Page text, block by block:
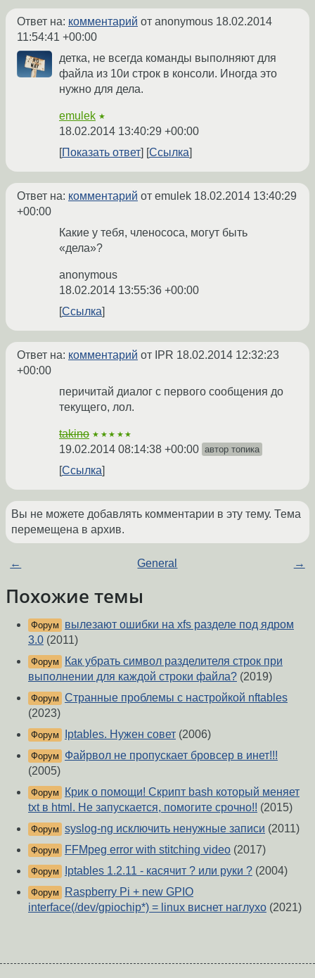
Ответ на: комментарий от anonymous 18.02.2014
11:54:41 +00:00
детка, не всегда команды выполняют для
файла из 10и строк в консоли. Иногда это
нужно для дела.
emulek ★
18.02.2014 13:40:29 +00:00
Показать ответ
Ссылка
Ответ на: комментарий от emulek 18.02.2014 13:40:29
+00:00
Какие у тебя, членососа, могут быть
«дела»?
anonymous
18.02.2014 13:55:36 +00:00
Ссылка
Ответ на: комментарий от IPR 18.02.2014 12:32:23
+00:00
перичитай диалог с первого сообщения до
текущего, лол.
takino ★★★★★
19.02.2014 08:14:38 +00:00 автор топика
Ссылка
Вы не можете добавлять комментарии в эту тему. Тема
перемещена в архив.
← General →
Похожие темы
Форум
вылезают ошибки на xfs разделе под ядром
3.0 (2011)
Форум
Как убрать символ разделителя строк при
выполнении для каждой строки файла? (2019)
Форум Странные проблемы с настройкой nftables
(2023)
Форум Iptables. Нужен совет (2006)
Форум
Файрвол не пропускает бровсер в инет!!!
(2005)
Форум
Крик о помощи! Скрипт bash который меняет
txt в html. Не запускается, помогите срочно!! (2015)
Форум syslog-ng исключить ненужные записи (2011)
Форум FFMpeg error with stitching video (2017)
Форум Iptables 1.2.11 - касячит ? или руки ? (2004)
Форум
Raspberry Pi + new GPIO
interface(/dev/gpiochip*) = linux виснет наглухо (2021)